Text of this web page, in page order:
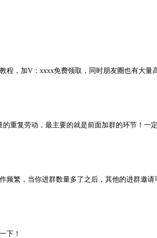
程，加V：xxxx免费领取，同时朋友圈也有大量
重复劳动，最主要的就是前面加群的环节！一
频繁，当你进群数量多了之后，其他的进群邀请
下！